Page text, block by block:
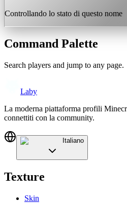
Controllando lo stato di questo nome
Command Palette
Search players and jump to any page.
Laby
La moderna piattaforma profili
connettiti con la community.
Italiano
Texture
Skin